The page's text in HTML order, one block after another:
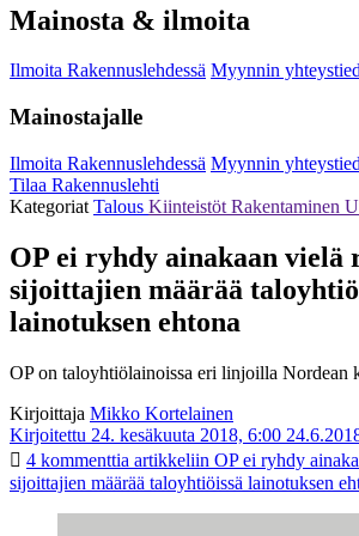
Mainosta & ilmoita
Ilmoita Rakennuslehdessä Myynnin
Mainostajalle
Ilmoita Rakennuslehdessä Myynnin
Tilaa Rakennuslehti
Kategoriat Talous Kiinteistöt Rakentaminen
OP ei ryhdy ainakaan vielä
sijoittajien määrää
lainotuksen ehtona
OP on taloyhtiölainoissa eri linjoilla Nordean
Kirjoittaja Mikko Kortelainen
Kirjoitettu 24. kesäkuuta 2018, 6:00
4 kommenttia artikkeliin OP ei ryhdy
sijoittajien määrää taloyhtiöissä lainotuksen